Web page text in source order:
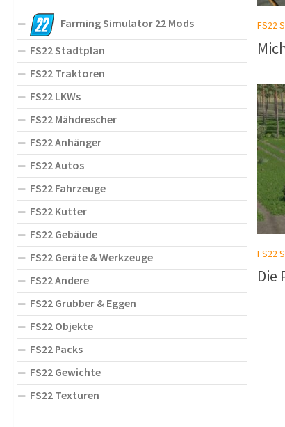
FS22
FS22
Die
Farming Simulator 22 Mods
FS22 Stadtplan
FS22 Traktoren
FS22 LKWs
FS22 Mähdrescher
FS22 Anhänger
FS22 Autos
FS22 Fahrzeuge
FS22 Kutter
FS22 Gebäude
FS22 Geräte & Werkzeuge
FS22 Andere
FS22 Grubber & Eggen
FS22 Objekte
FS22 Packs
FS22 Gewichte
FS22 Texturen